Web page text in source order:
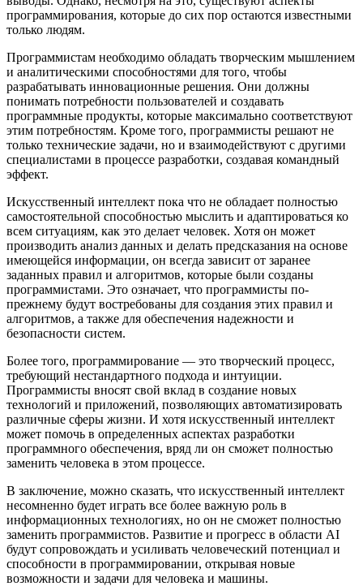
программирования, которые до сих пор остаются известными
только людям.
Программистам необходимо обладать творческим мышлением
и аналитическими способностями для того, чтобы
разрабатывать инновационные решения. Они должны
понимать потребности пользователей и создавать
программные продукты, которые максимально соответствуют
этим потребностям. Кроме того, программисты решают не
только технические задачи, но и взаимодействуют с другими
специалистами в процессе разработки, создавая командный
эффект.
Искусственный интеллект пока что не обладает полностью
самостоятельной способностью мыслить и адаптироваться ко
всем ситуациям, как это делает человек. Хотя он может
производить анализ данных и делать предсказания на основе
имеющейся информации, он всегда зависит от заранее
заданных правил и алгоритмов, которые были созданы
программистами. Это означает, что программисты по-
прежнему будут востребованы для создания этих правил и
алгоритмов, а также для обеспечения надежности и
безопасности систем.
Более того, программирование — это творческий процесс,
требующий нестандартного подхода и интуиции.
Программисты вносят свой вклад в создание новых
технологий и приложений, позволяющих автоматизировать
различные сферы жизни. И хотя искусственный интеллект
может помочь в определенных аспектах разработки
программного обеспечения, вряд ли он сможет полностью
заменить человека в этом процессе.
В заключение, можно сказать, что искусственный интеллект
несомненно будет играть все более важную роль в
информационных технологиях, но он не сможет полностью
заменить программистов. Развитие и прогресс в области AI
будут сопровождать и усиливать человеческий потенциал и
способности в программировании, открывая новые
возможности и задачи для человека и машины.